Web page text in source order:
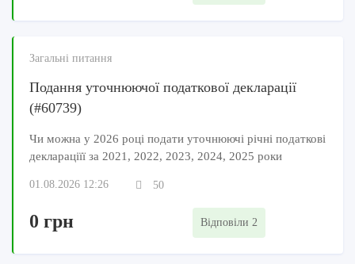
Загальні питання
Подання уточнюючої податкової декларації
(#60739)
Чи можна у 2026 році подати уточнюючі річні податкові
деклараціїї за 2021, 2022, 2023, 2024, 2025 роки
01.08.2026 12:26 50
0 грн Відповіли 2